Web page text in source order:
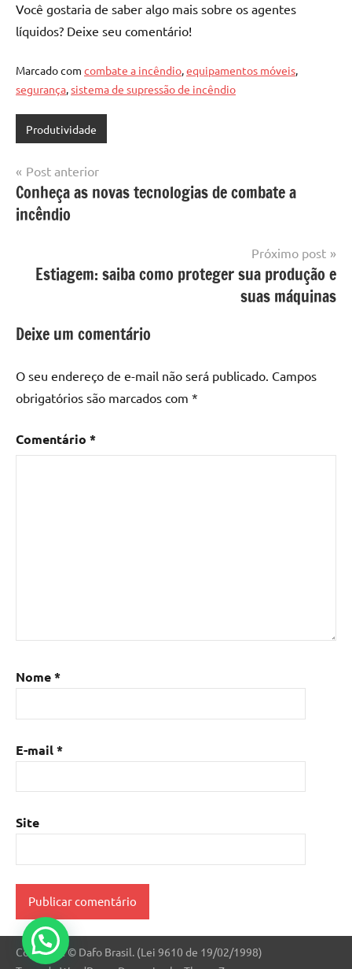
Você gostaria de saber algo mais sobre os agentes
líquidos? Deixe seu comentário!
Marcado com combate a incêndio,equipamentos móveis,
segurança,sistema de supressão de incêndio
Produtividade
Navegação
de
Post
Post anterior
Conheça as novas tecnologias de combate a
incêndio
Próximo post
Estiagem: saiba como proteger sua produção e
suas máquinas
Deixe um comentário
O seu endereço de e-mail não será publicado. Campos
obrigatórios são marcados com *
Comentário *
Nome*
E-mail*
Site
Copyright © Dafo Brasil. (Lei 9610 de 19/02/1998)